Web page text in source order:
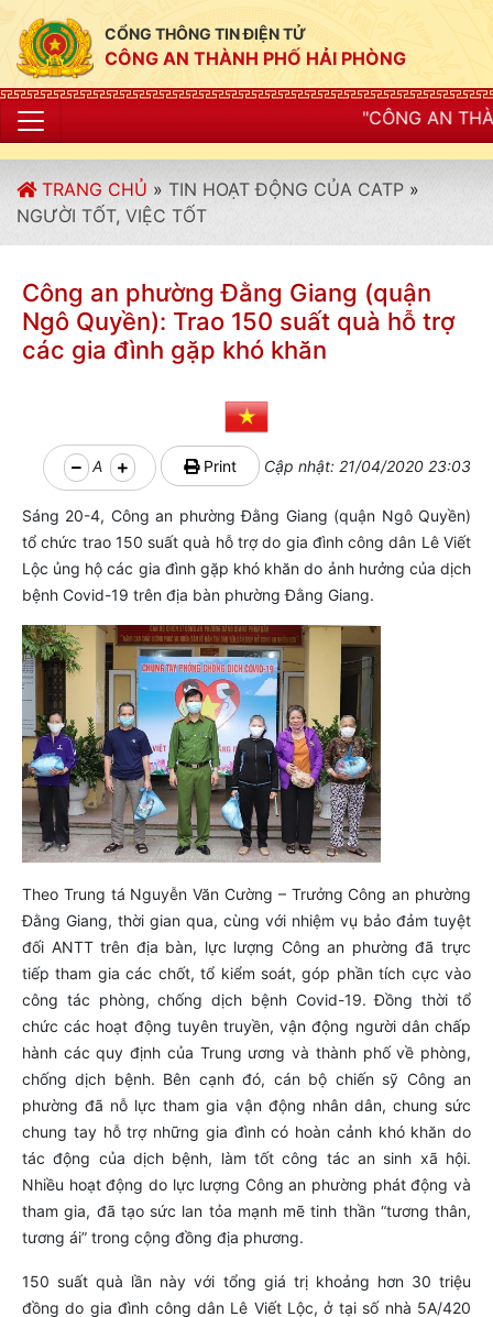
CỔNG THÔNG TIN ĐIỆN TỬ
CÔNG AN THÀNH PHỐ HẢI PHÒNG
"CÔNG AN THÀNH PHỐ HẢI
TRANG CHỦ » TIN HOẠT ĐỘNG CỦA CATP »
NGƯỜI TỐT, VIỆC TỐT
Công an phường Đằng Giang (quận
Ngô Quyền): Trao 150 suất quà hỗ trợ
các gia đình gặp khó khăn
A Print Cập nhật: 21/04/2020 23:03
Sáng 20-4, Công an phường Đằng Giang (quận Ngô Quyền)
tổ chức trao 150 suất quà hỗ trợ do gia đình công dân Lê Viết
Lộc ủng hộ các gia đình gặp khó khăn do ảnh hưởng của dịch
bệnh Covid-19 trên địa bàn phường Đằng Giang.
Theo Trung tá Nguyễn Văn Cường – Trưởng Công an phường
Đằng Giang, thời gian qua, cùng với nhiệm vụ bảo đảm tuyệt
đối ANTT trên địa bàn, lực lượng Công an phường đã trực
tiếp tham gia các chốt, tổ kiểm soát, góp phần tích cực vào
công tác phòng, chống dịch bệnh Covid-19. Đồng thời tổ
chức các hoạt động tuyên truyền, vận động người dân chấp
hành các quy định của Trung ương và thành phố về phòng,
chống dịch bệnh. Bên cạnh đó, cán bộ chiến sỹ Công an
phường đã nỗ lực tham gia vận động nhân dân, chung sức
chung tay hỗ trợ những gia đình có hoàn cảnh khó khăn do
tác động của dịch bệnh, làm tốt công tác an sinh xã hội.
Nhiều hoạt động do lực lượng Công an phường phát động và
tham gia, đã tạo sức lan tỏa mạnh mẽ tinh thần “tương thân,
tương ái” trong cộng đồng địa phương.
150 suất quà lần này với tổng giá trị khoảng hơn 30 triệu
đồng do gia đình công dân Lê Viết Lộc, ở tại số nhà 5A/420